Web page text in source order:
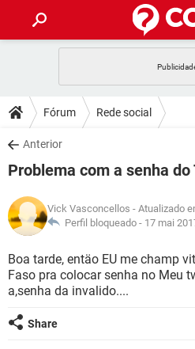
CELULAR
OUTLOOK
INSTAGRAM
GUIA DE COMPRAS
DICAS
JOGOS
INSTAGRAM
GUIA DE COMPRAS
DOWNLOADS
JOGOS
CELULAR
OUTLOOK
INSTAGRAM
GUIA DE COMPRAS
JOGOS
CELULAR
OUTLOOK
INSTAGRAM
GUIA DE COMPRAS
GLOSSÁRIO
CELULAR
INSTAGRAM
Fórum Rede social
Anterior
Problema com a senha
Vick Vasconcellos - Atualizado
Perfil bloqueado - 17 mai
Boa tarde, entäo EU me champ
Faso pra colocar senha no Meu
a,senha da invalido....
Share